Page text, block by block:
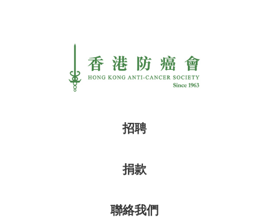
招聘
捐款
聯絡我們